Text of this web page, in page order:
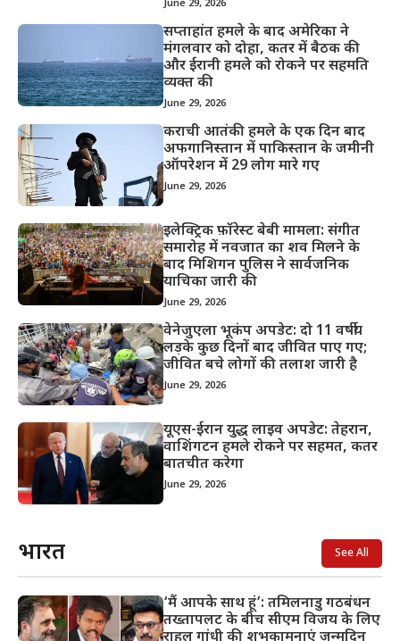
June 29, 2026
सप्ताहांत हमले के बाद अमेरिका ने
मंगलवार को दोहा, कतर में बैठक की
और ईरानी हमले को रोकने पर सहमति
व्यक्त की
June 29, 2026
कराची आतंकी हमले के एक दिन बाद
अफगानिस्तान में पाकिस्तान के जमीनी
ऑपरेशन में 29 लोग मारे गए
June 29, 2026
इलेक्ट्रिक फ़ॉरेस्ट बेबी मामला: संगीत
समारोह में नवजात का शव मिलने के
बाद मिशिगन पुलिस ने सार्वजनिक
याचिका जारी की
June 29, 2026
वेनेजुएला भूकंप अपडेट: दो 11 वर्षीय
लड़के कुछ दिनों बाद जीवित पाए गए;
जीवित बचे लोगों की तलाश जारी है
June 29, 2026
यूएस-ईरान युद्ध लाइव अपडेट: तेहरान,
वाशिंगटन हमले रोकने पर सहमत, कतर
बातचीत करेगा
June 29, 2026
भारत See All
‘मैं आपके साथ हूं’: तमिलनाडु गठबंधन
तख्तापलट के बीच सीएम विजय के लिए